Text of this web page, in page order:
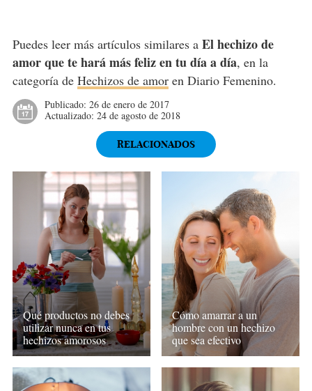
Puedes leer más artículos similares a El hechizo de
amor que te hará más feliz en tu día a día, en la
categoría de Hechizos de amoren Diario Femenino.
Publicado: 26 de enero de 2017
Actualizado: 24 de agosto de 2018
RELACIONADOS
Qué productos no debes
utilizar nunca en tus
hechizos amorosos
Cómo amarrar a un
hombre con un hechizo
que sea efectivo